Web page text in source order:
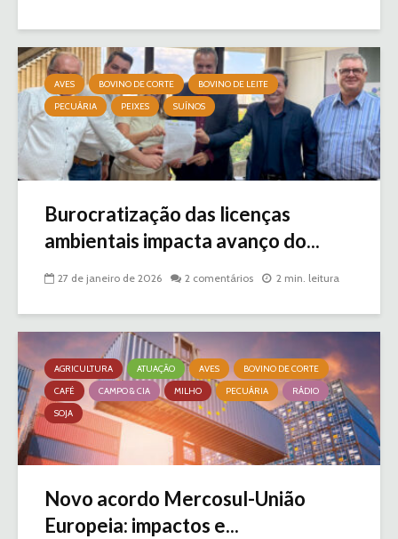
AVES BOVINO DE CORTE
BOVINO DE LEITE
PECUÁRIA
PEIXES SUÍNOS
Burocratização das licenças
ambientais impacta avanço do...
27 de janeiro de 2026 2 comentários 2 min. leitura
AGRICULTURA ATUAÇÃO AVES
BOVINO DE CORTE
CAFÉ
CAMPO & CIA MILHO PECUÁRIA
RÁDIO
SOJA
Novo acordo Mercosul-União
Europeia: impactos e...